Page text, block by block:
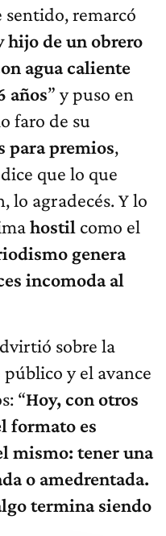
sentido, remarcó
hijo de un obrero
agua caliente
años” y puso en
faro de su
para premios,
que lo que
lo agradecés. Y lo
hostil como el
genera
incomoda al
sobre la
y el avance
“Hoy, con otros
formato es
mismo: tener una
o amedrentada.
termina siendo